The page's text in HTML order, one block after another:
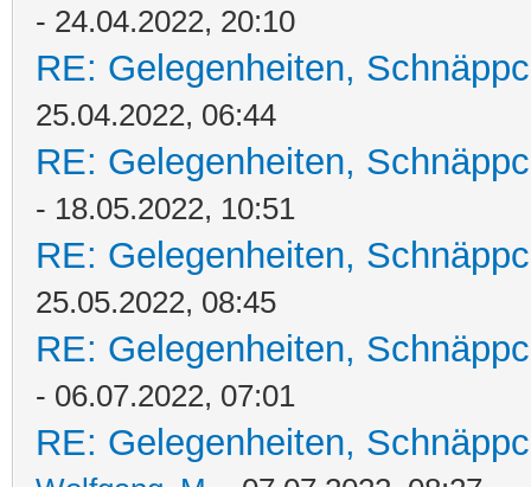
- 24.04.2022, 20:10
RE: Gelegenheiten,
25.04.2022, 06:44
RE: Gelegenheiten,
- 18.05.2022, 10:51
RE: Gelegenheiten,
25.05.2022, 08:45
RE: Gelegenheiten,
- 06.07.2022, 07:01
RE: Gelegenheiten,